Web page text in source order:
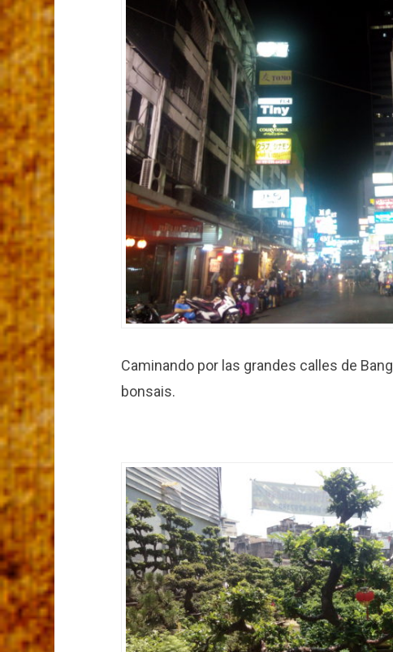
Caminando por las grandes calles de
bonsais.